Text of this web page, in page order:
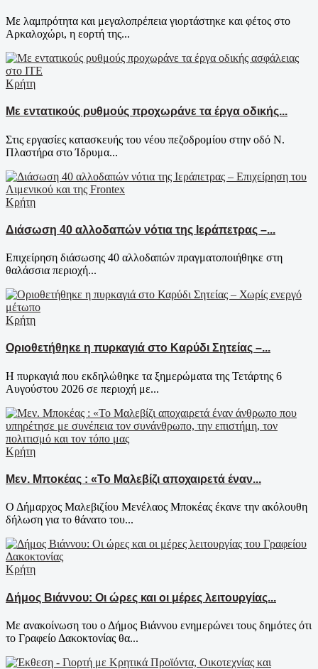
Με λαμπρότητα και μεγαλοπρέπεια γιορτάστηκε και φέτος στο
Αρκαλοχώρι, η εορτή της...
Κρήτη
Με εντατικούς ρυθμούς προχωράνε τα έργα οδικής...
Στις εργασίες κατασκευής του νέου πεζοδρομίου στην οδό Ν.
Πλαστήρα στο Ίδρυμα...
Κρήτη
Διάσωση 40 αλλοδαπών νότια της Ιεράπετρας –...
Επιχείρηση διάσωσης 40 αλλοδαπών πραγματοποιήθηκε στη
θαλάσσια περιοχή...
Κρήτη
Οριοθετήθηκε η πυρκαγιά στο Καρύδι Σητείας –...
Η πυρκαγιά που εκδηλώθηκε τα ξημερώματα της Τετάρτης 6
Αυγούστου 2026 σε περιοχή με...
Κρήτη
Μεν. Μποκέας : «Το Μαλεβίζι αποχαιρετά έναν...
Ο Δήμαρχος Μαλεβιζίου Μενέλαος Μποκέας έκανε την ακόλουθη
δήλωση για το θάνατο του...
Κρήτη
Δήμος Βιάννου: Οι ώρες και οι μέρες λειτουργίας...
Με ανακοίνωση του ο Δήμος Βιάννου ενημερώνει τους δημότες ότι
το Γραφείο Δακοκτονίας θα...